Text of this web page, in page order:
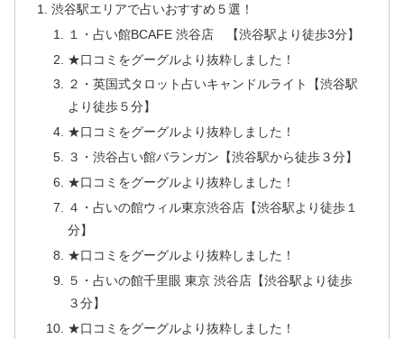
渋谷駅エリアで占いおすすめ５選！
１・占い館BCAFE 渋谷店 【渋谷駅より徒歩3分】
★口コミをグーグルより抜粋しました！
２・英国式タロット占いキャンドルライト【渋谷駅
より徒歩５分】
★口コミをグーグルより抜粋しました！
３・渋谷占い館バランガン【渋谷駅から徒歩３分】
★口コミをグーグルより抜粋しました！
４・占いの館ウィル東京渋谷店【渋谷駅より徒歩１
分】
★口コミをグーグルより抜粋しました！
５・占いの館千里眼 東京 渋谷店【渋谷駅より徒歩
３分】
★口コミをグーグルより抜粋しました！